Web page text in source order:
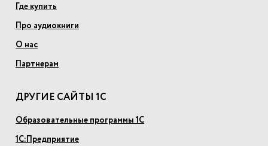
Где купить
Про аудиокниги
О нас
Партнерам
ДРУГИЕ САЙТЫ 1С
Образовательные программы 1С
1С:Предприятие